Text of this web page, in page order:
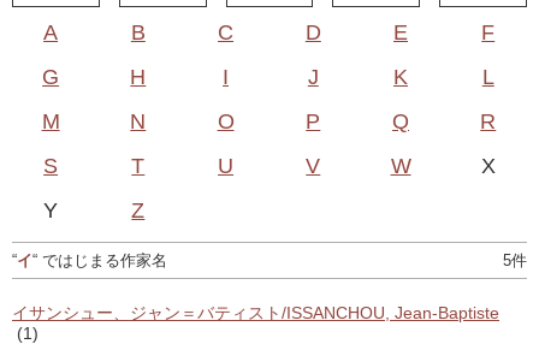
A B C D E
F
G
H I J K
L
M
N O P Q
R
S
T U V W
X
Y
Z
“イ“ ではじまる作家名 5件
イサンシュー、ジャン＝バティスト/ISSANCHOU, Jean-Baptiste
(1)